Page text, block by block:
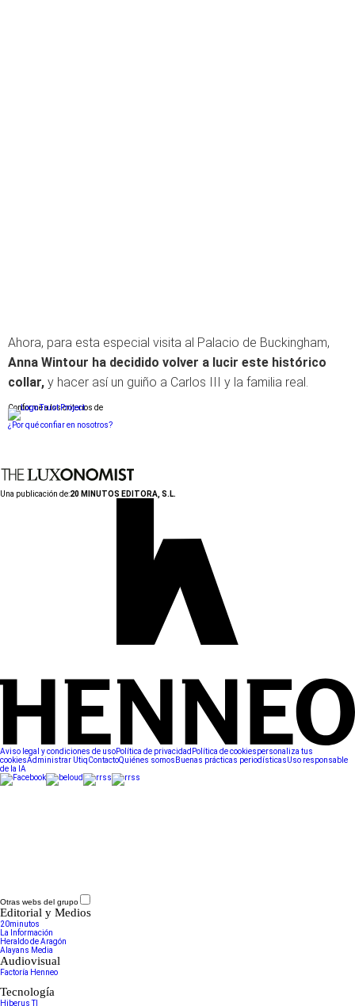
Ahora, para esta especial visita al Palacio de Buckingham,
Anna Wintour ha decidido volver a lucir este histórico
collar, y hacer así un guiño a Carlos III y la familia real.
Conforme a los criterios de
¿Por qué confiar en nosotros?
Una publicación de:20 MINUTOS EDITORA, S.L.
Aviso legal y condiciones de usoPolítica de privacidad Política de cookiespersonaliza tus
cookiesAdministrar UtiqContactoQuiénes somos Buenas prácticas periodísticasUso responsable
de la IA
Otras webs del grupo
Editorial y Medios
20minutos
La Información
Heraldo de Aragón
Alayans Media
Audiovisual
Factoría Henneo
Tecnología
Hiberus TI